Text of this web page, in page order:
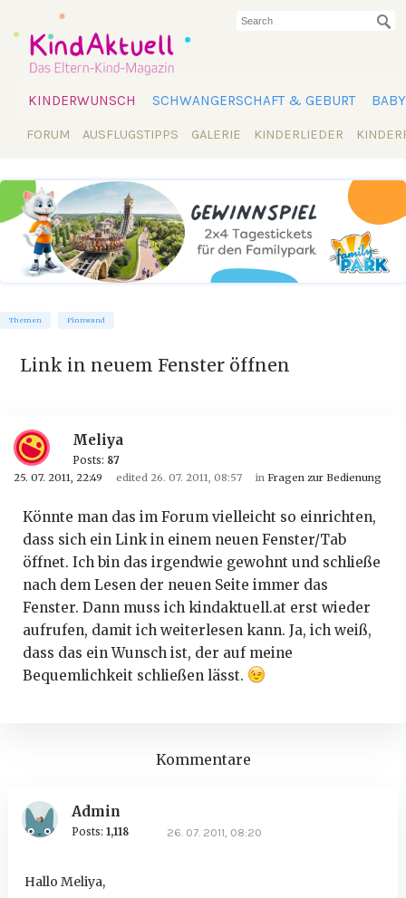
KINDERWUNSCH SCHWANGERSCHAFT & GEBURT
FORUM AUSFLUGSTIPPS GALERIE KINDERLIEDER
Themen Pinnwand
Link in neuem Fenster öffnen
Meliya
Posts: 87
25. 07. 2011, 22:49
edited 26. 07. 2011, 08:57 in Fragen zur Bedienung
Könnte man das im Forum vielleicht so einrichten,
dass sich ein Link in einem neuen Fenster/Tab
öffnet. Ich bin das irgendwie gewohnt und schließe
nach dem Lesen der neuen Seite immer das
Fenster. Dann muss ich kindaktuell.at erst wieder
aufrufen, damit ich weiterlesen kann. Ja, ich weiß,
dass das ein Wunsch ist, der auf meine
Bequemlichkeit schließen lässt.
Kommentare
Admin
Posts: 1,118 26. 07. 2011, 08:20
Hallo Meliya,